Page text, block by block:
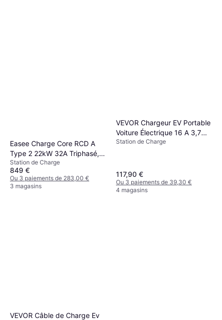
Easee Charge Core RCD A
Type 2 22kW 32A Triphasé,
Monophasé 10m
Station de Charge
849 €
Ou 3 paiements de 283,00 €
3 magasins
VEVOR Chargeur EV Portable
Voiture Électrique 16 A 3,7
kW 8,6 m IEC62196
Station de Charge
117,90 €
Ou 3 paiements de 39,30 €
4 magasins
VEVOR Câble de Charge Ev